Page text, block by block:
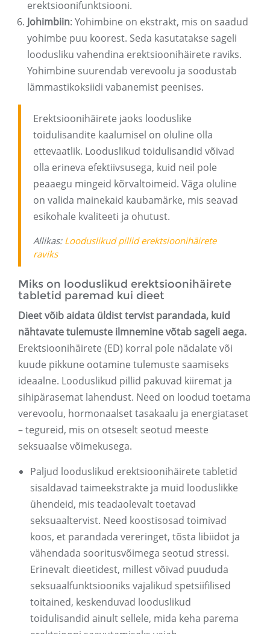
erektsioonifunktsiooni.
Johimbiin: Yohimbine on ekstrakt, mis on saadud
yohimbe puu koorest. Seda kasutatakse sageli
loodusliku vahendina erektsioonihäirete raviks.
Yohimbine suurendab verevoolu ja soodustab
lämmastikoksiidi vabanemist peenises.
Erektsioonihäirete jaoks looduslike
toidulisandite kaalumisel on oluline olla
ettevaatlik. Looduslikud toidulisandid võivad
olla erineva efektiivsusega, kuid neil pole
peaaegu mingeid kõrvaltoimeid. Väga oluline
on valida mainekaid kaubamärke, mis seavad
esikohale kvaliteeti ja ohutust.
Allikas: Looduslikud pillid erektsioonihäirete
raviks
Miks on looduslikud erektsioonihäirete
tabletid paremad kui dieet
Dieet võib aidata üldist tervist parandada, kuid
nähtavate tulemuste ilmnemine võtab sageli aega.
Erektsioonihäirete (ED) korral pole nädalate või
kuude pikkune ootamine tulemuste saamiseks
ideaalne. Looduslikud pillid pakuvad kiiremat ja
sihipärasemat lahendust. Need on loodud toetama
verevoolu, hormonaalset tasakaalu ja energiataset
– tegureid, mis on otseselt seotud meeste
seksuaalse võimekusega.
Paljud looduslikud erektsioonihäirete tabletid
sisaldavad taimeekstrakte ja muid looduslikke
ühendeid, mis teadaolevalt toetavad
seksuaaltervist. Need koostisosad toimivad
koos, et parandada vereringet, tõsta libiidot ja
vähendada sooritusvõimega seotud stressi.
Erinevalt dieetidest, millest võivad puududa
seksuaalfunktsiooniks vajalikud spetsiifilised
toitained, keskenduvad looduslikud
toidulisandid ainult sellele, mida keha parema